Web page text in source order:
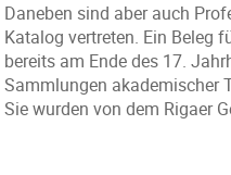
Daneben sind aber auch
Katalog vertreten. Ein Beleg
bereits am Ende des 17.
Sammlungen akademischer
Sie wurden von dem Rigaer